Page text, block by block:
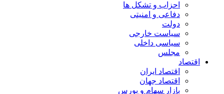
احزاب و تشکل ها
دفاعی و امنیتی
دولت
سیاست خارجی
سیاسی داخلی
مجلس
اقتصاد
اقتصاد ایران
اقتصاد جهان
بازار سهام و بورس